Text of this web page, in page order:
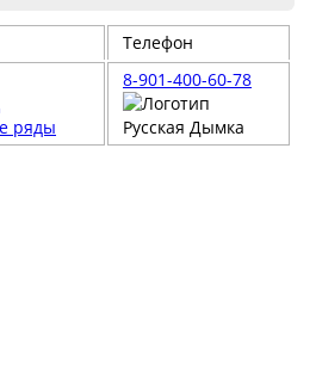
Телефон
ряды
8-901-400-60-78